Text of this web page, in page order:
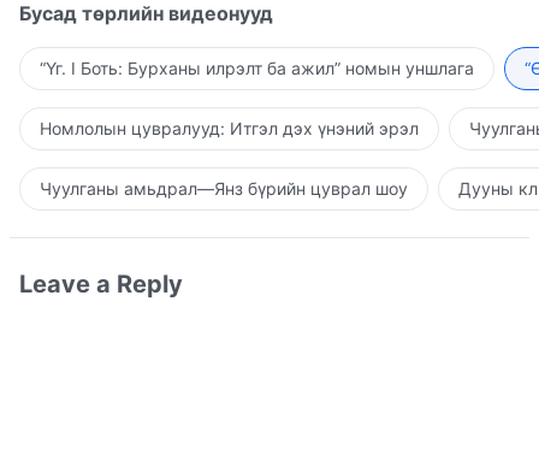
Бусад төрлийн видеонууд
“Үг. I Боть: Бурханы илрэлт ба ажил” номын уншлага
Номлолын цувралууд: Итгэл дэх үнэний эрэл
Чуулганы амьдрал—Янз бүрийн цуврал шоу Дууны
Leave a Reply